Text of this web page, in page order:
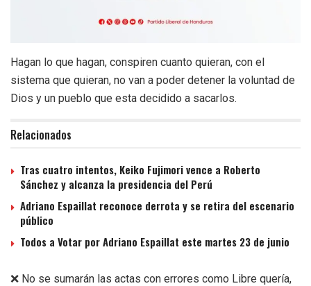
Hagan lo que hagan, conspiren cuanto quieran, con el
sistema que quieran, no van a poder detener la voluntad de
Dios y un pueblo que esta decidido a sacarlos.
Relacionados
Tras cuatro intentos, Keiko Fujimori vence a Roberto
Sánchez y alcanza la presidencia del Perú
Adriano Espaillat reconoce derrota y se retira del escenario
público
Todos a Votar por Adriano Espaillat este martes 23 de junio
❌ No se sumarán las actas con errores como Libre quería,